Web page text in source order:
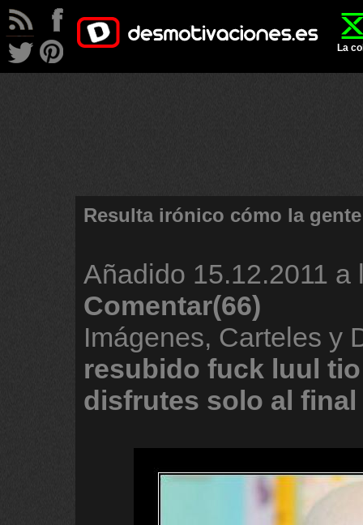
La
Resulta irónico cómo la gente
Añadido 15.12.2011 a
Comentar(66)
Imágenes, Carteles y
resubido fuck luul tio
disfrutes solo al final